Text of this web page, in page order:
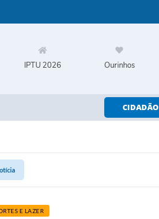
IPTU 2026 Ourinhos
CIDADÃO
E LAZER